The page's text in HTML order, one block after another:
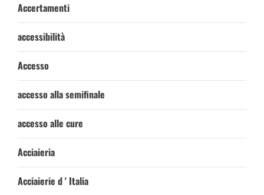
Accertamenti
accessibilità
Accesso
accesso alla semifinale
accesso alle cure
Acciaieria
Acciaierie d ' Italia